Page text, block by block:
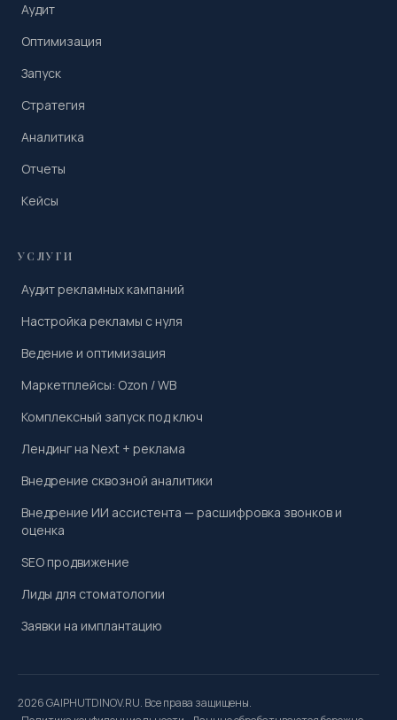
Аудит
Оптимизация
Запуск
Стратегия
Аналитика
Отчеты
Кейсы
УСЛУГИ
Аудит рекламных кампаний
Настройка рекламы с нуля
Ведение и оптимизация
Маркетплейсы: Ozon / WB
Комплексный запуск под ключ
Лендинг на Next + реклама
Внедрение сквозной аналитики
Внедрение ИИ ассистента — расшифровка звонков и
оценка
SEO продвижение
Лиды для стоматологии
Заявки на имплантацию
2026 GAIPHUTDINOV.RU. Все права защищены.